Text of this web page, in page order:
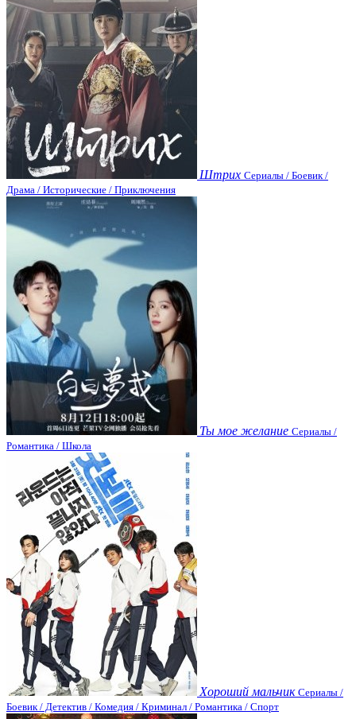
Штрих Сериалы / Боевик /
Драма / Исторические / Приключения
Ты мое желание Сериалы /
Романтика / Школа
Хороший мальчик Сериалы /
Боевик / Детектив / Комедия / Криминал / Романтика / Спорт